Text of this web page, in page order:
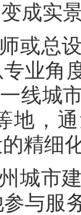
成实
或总
业角
线城
地，
精细
城市
与服